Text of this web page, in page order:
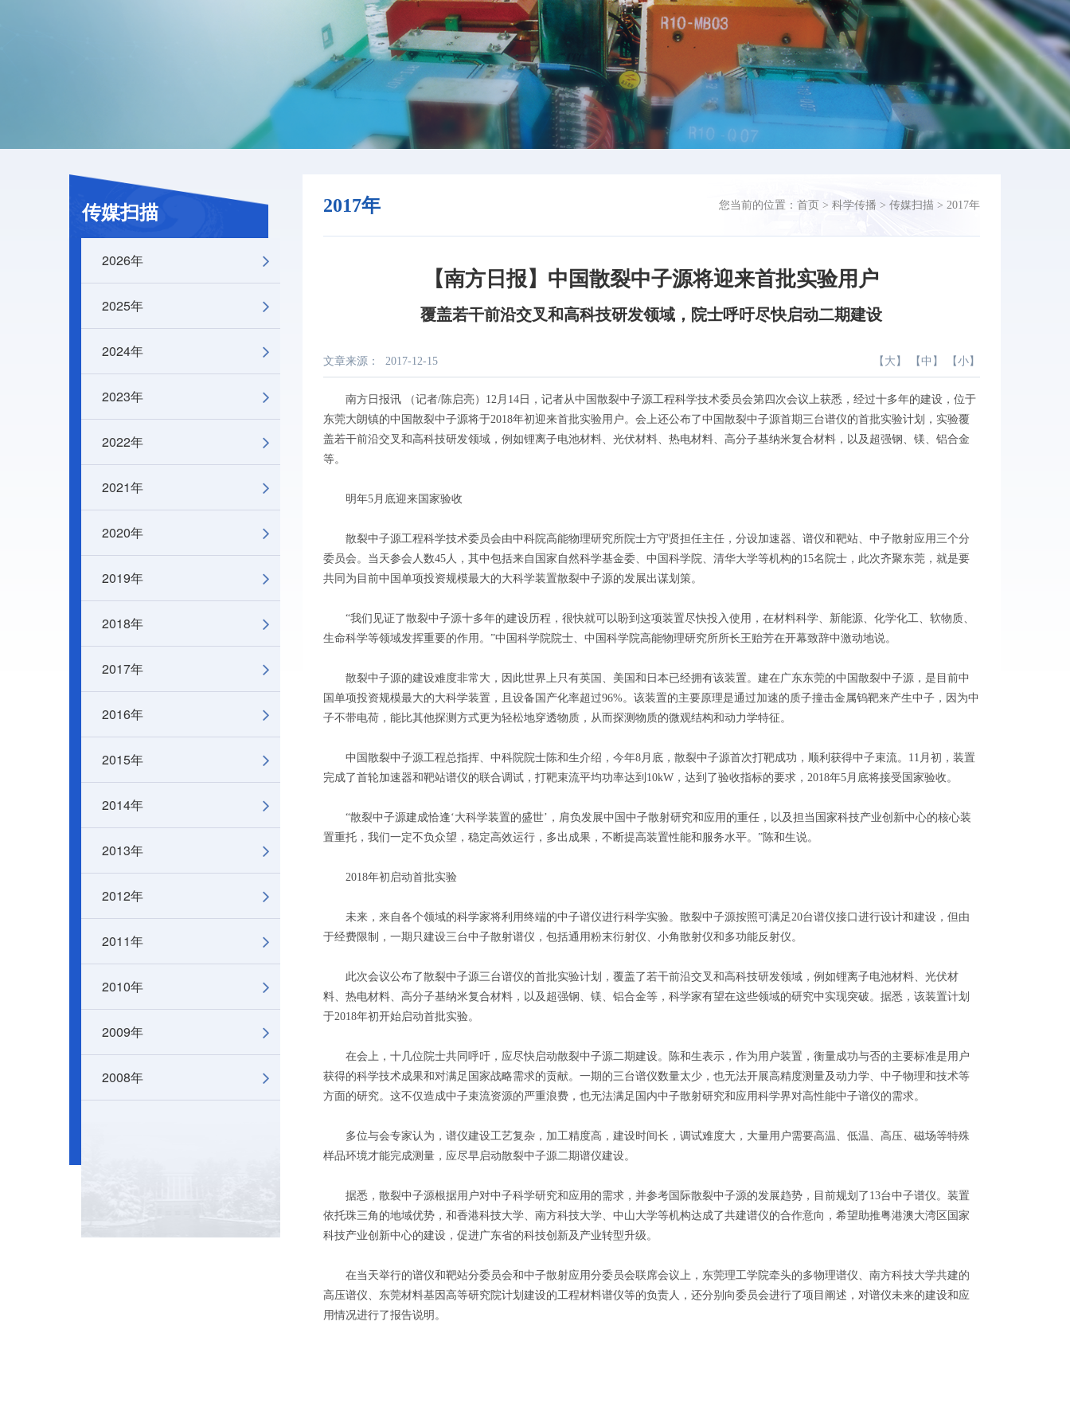
传媒扫描
2026年
2025年
2024年
2023年
2022年
2021年
2020年
2019年
2018年
2017年
2016年
2015年
2014年
2013年
2012年
2011年
2010年
2009年
2008年
2017年 您当前的位置： 首页 > 科学传播 > 传媒扫描 > 2017年
【南方日报】中国散裂中子源将迎来首批实验用户
覆盖若干前沿交叉和高科技研发领域，院士呼吁尽快启动二期建设
文章来源： 2017-12-15 【 大 】 【中 】 【小】
南方日报讯 （记者/陈启亮）12月14日，记者从中国散裂中子源工程科学技术委员会第四次会议上获悉，经过十多年的建设，位于
东莞大朗镇的中国散裂中子源将于2018年初迎来首批实验用户。会上还公布了中国散裂中子源首期三台谱仪的首批实验计划，实验覆
盖若干前沿交叉和高科技研发领域，例如锂离子电池材料、光伏材料、热电材料、高分子基纳米复合材料，以及超强钢、镁、铝合金
等。
明年5月底迎来国家验收
散裂中子源工程科学技术委员会由中科院高能物理研究所院士方守贤担任主任，分设加速器、谱仪和靶站、中子散射应用三个分
委员会。当天参会人数45人，其中包括来自国家自然科学基金委、中国科学院、清华大学等机构的15名院士，此次齐聚东莞，就是要
共同为目前中国单项投资规模最大的大科学装置散裂中子源的发展出谋划策。
“我们见证了散裂中子源十多年的建设历程，很快就可以盼到这项装置尽快投入使用，在材料科学、新能源、化学化工、软物质、
生命科学等领域发挥重要的作用。”中国科学院院士、中国科学院高能物理研究所所长王贻芳在开幕致辞中激动地说。
散裂中子源的建设难度非常大，因此世界上只有英国、美国和日本已经拥有该装置。建在广东东莞的中国散裂中子源，是目前中
国单项投资规模最大的大科学装置，且设备国产化率超过96%。该装置的主要原理是通过加速的质子撞击金属钨靶来产生中子，因为中
子不带电荷，能比其他探测方式更为轻松地穿透物质，从而探测物质的微观结构和动力学特征。
中国散裂中子源工程总指挥、中科院院士陈和生介绍，今年8月底，散裂中子源首次打靶成功，顺利获得中子束流。11月初，装置
完成了首轮加速器和靶站谱仪的联合调试，打靶束流平均功率达到10kW，达到了验收指标的要求，2018年5月底将接受国家验收。
“散裂中子源建成恰逢‘大科学装置的盛世’，肩负发展中国中子散射研究和应用的重任，以及担当国家科技产业创新中心的核心装
置重托，我们一定不负众望，稳定高效运行，多出成果，不断提高装置性能和服务水平。”陈和生说。
2018年初启动首批实验
未来，来自各个领域的科学家将利用终端的中子谱仪进行科学实验。散裂中子源按照可满足20台谱仪接口进行设计和建设，但由
于经费限制，一期只建设三台中子散射谱仪，包括通用粉末衍射仪、小角散射仪和多功能反射仪。
此次会议公布了散裂中子源三台谱仪的首批实验计划，覆盖了若干前沿交叉和高科技研发领域，例如锂离子电池材料、光伏材
料、热电材料、高分子基纳米复合材料，以及超强钢、镁、铝合金等，科学家有望在这些领域的研究中实现突破。据悉，该装置计划
于2018年初开始启动首批实验。
在会上，十几位院士共同呼吁，应尽快启动散裂中子源二期建设。陈和生表示，作为用户装置，衡量成功与否的主要标准是用户
获得的科学技术成果和对满足国家战略需求的贡献。一期的三台谱仪数量太少，也无法开展高精度测量及动力学、中子物理和技术等
方面的研究。这不仅造成中子束流资源的严重浪费，也无法满足国内中子散射研究和应用科学界对高性能中子谱仪的需求。
多位与会专家认为，谱仪建设工艺复杂，加工精度高，建设时间长，调试难度大，大量用户需要高温、低温、高压、磁场等特殊
样品环境才能完成测量，应尽早启动散裂中子源二期谱仪建设。
据悉，散裂中子源根据用户对中子科学研究和应用的需求，并参考国际散裂中子源的发展趋势，目前规划了13台中子谱仪。装置
依托珠三角的地域优势，和香港科技大学、南方科技大学、中山大学等机构达成了共建谱仪的合作意向，希望助推粤港澳大湾区国家
科技产业创新中心的建设，促进广东省的科技创新及产业转型升级。
在当天举行的谱仪和靶站分委员会和中子散射应用分委员会联席会议上，东莞理工学院牵头的多物理谱仪、南方科技大学共建的
高压谱仪、东莞材料基因高等研究院计划建设的工程材料谱仪等的负责人，还分别向委员会进行了项目阐述，对谱仪未来的建设和应
用情况进行了报告说明。